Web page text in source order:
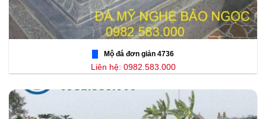
Mộ đá đơn giản 4736
Liên hệ: 0982.583.000